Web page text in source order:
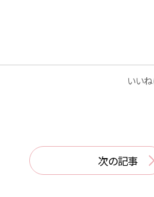
いい
次の記事